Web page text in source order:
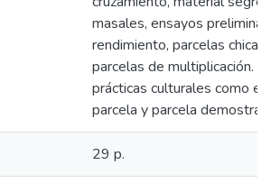
masales, ensayos
rendimiento, parcelas
parcelas de multiplicación.
prácticas culturales como
parcela y parcela
29 p.